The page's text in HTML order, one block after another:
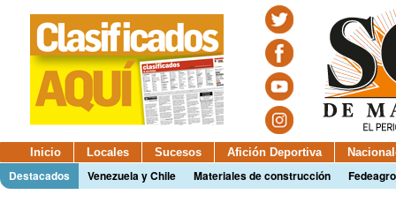
Inicio Locales Sucesos Afición Deportiva
Destacados Venezuela y Chile Materiales de construcción Fedeagro